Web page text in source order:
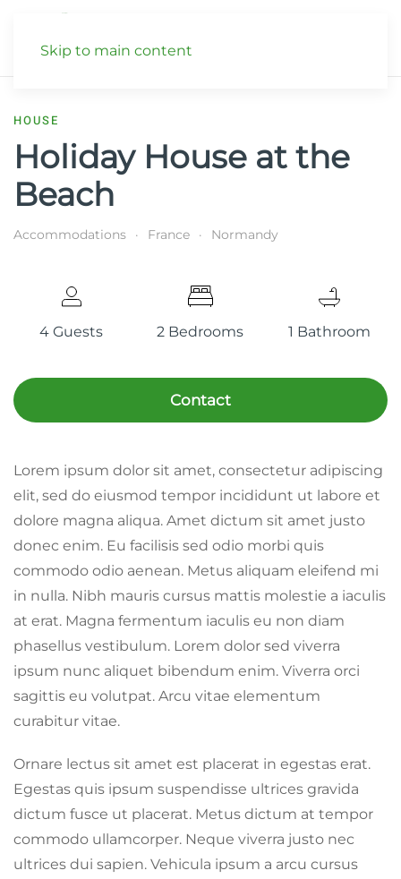
Skip to main content
HOUSE
Holiday House at the
Beach
Accommodations France Normandy
4 Guests 2 Bedrooms 1 Bathroom
Contact
Lorem ipsum dolor sit amet, consectetur adipiscing
elit, sed do eiusmod tempor incididunt ut labore et
dolore magna aliqua. Amet dictum sit amet justo
donec enim. Eu facilisis sed odio morbi quis
commodo odio aenean. Metus aliquam eleifend mi
in nulla. Nibh mauris cursus mattis molestie a iaculis
at erat. Magna fermentum iaculis eu non diam
phasellus vestibulum. Lorem dolor sed viverra
ipsum nunc aliquet bibendum enim. Viverra orci
sagittis eu volutpat. Arcu vitae elementum
curabitur vitae.
Ornare lectus sit amet est placerat in egestas erat.
Egestas quis ipsum suspendisse ultrices gravida
dictum fusce ut placerat. Metus dictum at tempor
commodo ullamcorper. Neque viverra justo nec
ultrices dui sapien. Vehicula ipsum a arcu cursus